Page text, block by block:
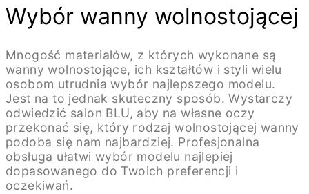
Wybór wanny wolnostojącej
Mnogość materiałów, z których wykonane są
wanny wolnostojące, ich kształtów i styli wielu
osobom utrudnia wybór najlepszego modelu.
Jest na to jednak skuteczny sposób. Wystarczy
odwiedzić salon BLU, aby na własne oczy
przekonać się, który rodzaj wolnostojącej wanny
podoba się nam najbardziej. Profesjonalna
obsługa ułatwi wybór modelu najlepiej
dopasowanego do Twoich preferencji i
oczekiwań.